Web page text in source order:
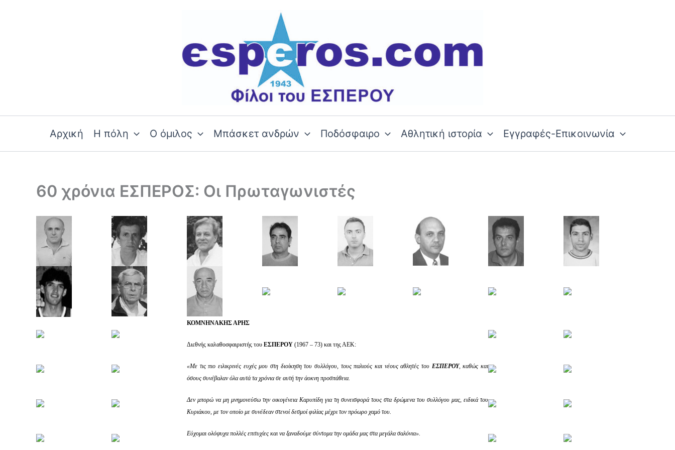
Αρχική Η πόλη Ο όμιλος Μπάσκετ ανδρών Ποδόσφαιρο Αθλητική ιστορία Εγγραφές-Επικοινωνία
60 χρόνια ΕΣΠΕΡΟΣ: Οι Πρωταγωνιστές
ΚΟΜΝΗΝΑΚΗΣ ΑΡΗΣ
Διεθνής καλαθοσφαιριστής του ΕΣΠΕΡΟΥ (1967 – 73) και της ΑΕΚ:
«Με τις πιο ειλικρινές ευχές μου στη διοίκηση του συλλόγου, τους παλιούς και νέους αθλητές του ΕΣΠΕΡΟΥ, καθώς και
όσους συνέβαλαν όλα αυτά τα χρόνια σε αυτή την άοκνη προσπάθεια.
Δεν μπορώ να μη μνημονεύσω την οικογένεια Καρυπίδη για τη συνεισφορά τους στα δρώμενα του συλλόγου μας, ειδικά του
Κυριάκου, με τον οποίο με συνέδεαν στενοί δεσμοί φιλίας μέχρι τον πρόωρο χαμό του.
Εύχομαι ολόψυχα πολλές επιτυχίες και να ξαναδούμε σύντομα την ομάδα μας στα μεγάλα σαλόνια».